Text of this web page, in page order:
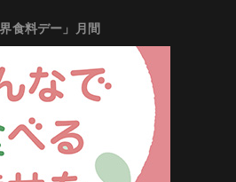
界食料デー」月間